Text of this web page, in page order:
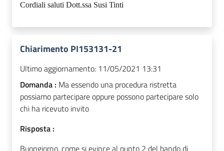
Cordiali saluti Dott.ssa Susi Tinti
Chiarimento PI153131-21
Ultimo aggiornamento: 11/05/2021 13:31
Domanda : Ma essendo una procedura ristretta
possiamo partecipare oppure possono partecipare solo
chi ha ricevuto invito
Risposta :
Buongiorno, come si evince al punto 2 del bando di